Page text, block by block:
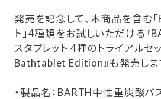
発売を記念して、本商品を含む
ト」4種類をお試しいただける
スタブレット 4種のトライアルセ
Bathtablet Edition』も発売しま
・製品名：BARTH中性重炭酸バ